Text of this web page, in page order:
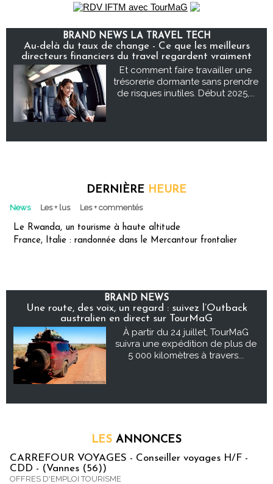
BRAND NEWS LA TRAVEL TECH
Au-delà du taux de change - Ce que les meilleurs
directeurs financiers du travel regardent vraiment
Et comment faire travailler une
trésorerie dormante sans prendre
de risques inutiles. Début 2025,...
DERNIÈRE HEURE
News Les + lus Les + commentés
Le Rwanda, un tourisme à haute altitude
France, Italie : randonnée dans le Mercantour frontalier
BRAND NEWS
Une route, des voix, un regard : suivez l’Outback
australien en direct sur TourMaG
À partir du 24 juillet, TourMaG
suivra une expédition de plus de
5 000 kilomètres à travers...
LES ANNONCES
CARREFOUR VOYAGES - Conseiller voyages H/F -
CDD - (Vannes (56))
OFFRES D'EMPLOI TOURISME